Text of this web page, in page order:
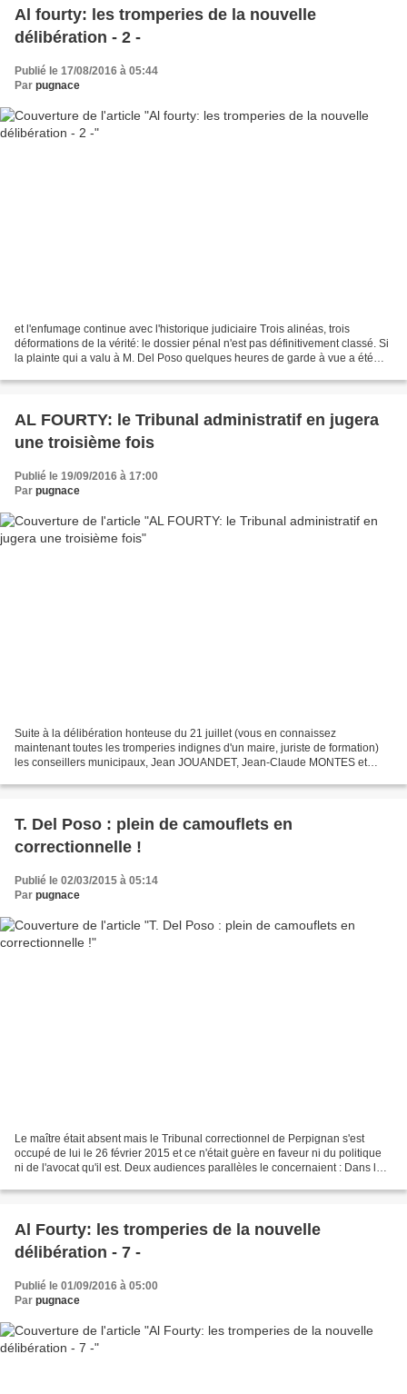
Al fourty: les tromperies de la nouvelle
délibération - 2 -
Publié le 17/08/2016 à 05:44
Par pugnace
et l'enfumage continue avec l'historique judiciaire Trois alinéas, trois
déformations de la vérité: le dossier pénal n'est pas définitivement classé. Si
la plainte qui a valu à M. Del Poso quelques heures de garde à vue a été
AL FOURTY: le Tribunal administratif en jugera
une troisième fois
Publié le 19/09/2016 à 17:00
Par pugnace
Suite à la délibération honteuse du 21 juillet (vous en connaissez
maintenant toutes les tromperies indignes d'un maire, juriste de formation)
les conseillers municipaux, Jean JOUANDET, Jean-Claude MONTES et
T. Del Poso : plein de camouflets en
correctionnelle !
Publié le 02/03/2015 à 05:14
Par pugnace
Le maître était absent mais le Tribunal correctionnel de Perpignan s'est
occupé de lui le 26 février 2015 et ce n'était guère en faveur ni du politique
ni de l'avocat qu'il est. Deux audiences parallèles le concernaient : Dans la
Al Fourty: les tromperies de la nouvelle
délibération - 7 -
Publié le 01/09/2016 à 05:00
Par pugnace